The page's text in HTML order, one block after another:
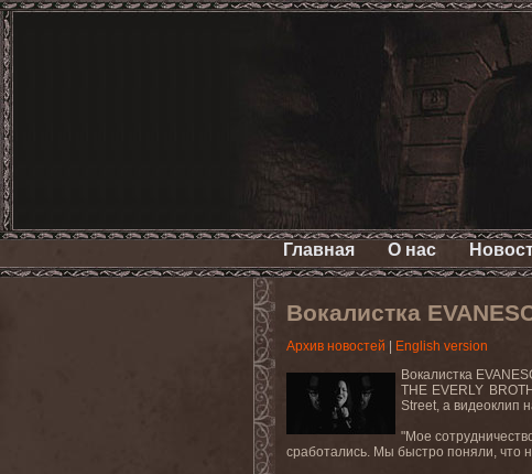
Главная О нас
Вокалистка
Архив новостей
English version
Вокалистка
THE EVERLY
Street, а видеоклип
"Мое
сработались. Мы быстро поняли, что